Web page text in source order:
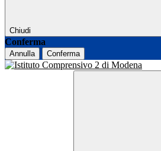
Chiudi
Conferma
Annulla Conferma